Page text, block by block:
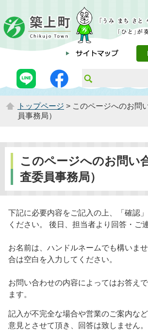
トップページ > このページへのお問
員事務局）
このページへのお問い
査委員事務局）
下記に必要内容をご記入の上、「確認
ください。 後日、担当者より回答・ご
お名前は、ハンドルネームでも構いま
合は空白を入力してください。
お問い合わせの内容によってはお答え
ます。
記入が不完全な場合や営業のご案内な
意見とさせて頂き、回答は致しません。